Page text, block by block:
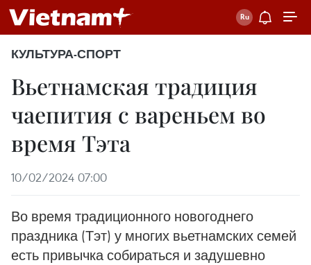
КУЛЬТУРА-СПОРТ
Вьетнамская традиция
чаепития с вареньем во
время Тэта
10/02/2024 07:00
Во время традиционного новогоднего
праздника (Тэт) у многих вьетнамских семей
есть привычка собираться и задушевно